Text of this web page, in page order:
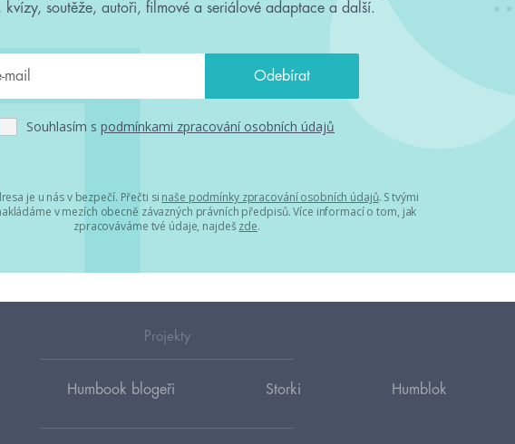
kvízy, soutěže, autoři, filmové a seriálové adaptace a další.
Souhlasím s podmínkami zpracování osobních údajů
je u nás v bezpečí. Přečti si naše podmínky zpracování osobních údajů. S tvými
v mezích obecně závazných právních předpisů. Více informací o tom, jak
zpracováváme tvé údaje, najdeš zde.
Projekty
Humbook blogeři Storki Humblok